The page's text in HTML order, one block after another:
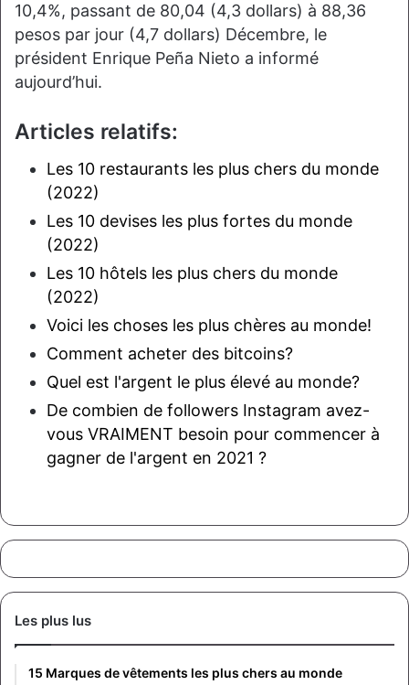
10,4%, passant de 80,04 (4,3 dollars) à 88,36
pesos par jour (4,7 dollars) Décembre, le
président Enrique Peña Nieto a informé
aujourd’hui.
Articles relatifs:
Les 10 restaurants les plus chers du monde
(2022)
Les 10 devises les plus fortes du monde
(2022)
Les 10 hôtels les plus chers du monde
(2022)
Voici les choses les plus chères au monde!
Comment acheter des bitcoins?
Quel est l'argent le plus élevé au monde?
De combien de followers Instagram avez-
vous VRAIMENT besoin pour commencer à
gagner de l'argent en 2021 ?
Les plus lus
15 Marques de vêtements les plus chers au monde